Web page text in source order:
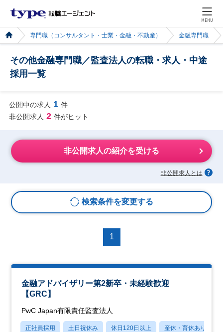
MENU
専門職（コンサルタント・士業・金融・不動産） 金融専門職
その他金融専門職／監査法人の転職・求人・中途
採用一覧
公開中の求人 1 件
非公開求人 2 件がヒット
非公開求人の紹介を受ける
非公開求人とは
検索条件を変更する
1
金融アドバイザリー第2新卒・未経験歓迎
【GRC】
PwC Japan有限責任監査法人
正社員採用 土日祝休み 休日120日以上 産休・育休あり